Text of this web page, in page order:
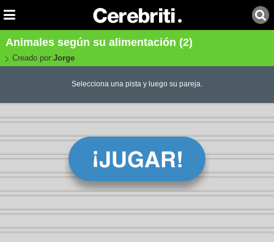
Animales según su alimentación (2)
Creado por:Jorge
Selecciona una pista y luego su pareja.